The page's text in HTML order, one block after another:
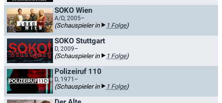
SOKO Wien
A/D, 2005–
(Schauspieler in 1 Folge)
SOKO Stuttgart
D, 2009–
(Schauspieler in 1 Folge)
Polizeiruf 110
D, 1971–
(Schauspieler in 1 Folge)